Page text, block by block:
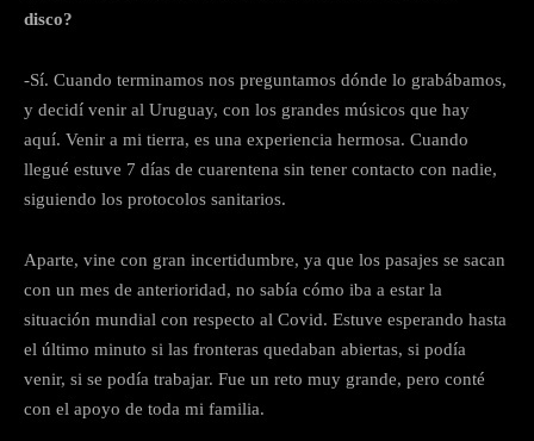
disco?
-Sí. Cuando terminamos nos preguntamos dónde lo grabábamos,
y decidí venir al Uruguay, con los grandes músicos que hay
aquí. Venir a mi tierra, es una experiencia hermosa. Cuando
llegué estuve 7 días de cuarentena sin tener contacto con nadie,
siguiendo los protocolos sanitarios.
Aparte, vine con gran incertidumbre, ya que los pasajes se sacan
con un mes de anterioridad, no sabía cómo iba a estar la
situación mundial con respecto al Covid. Estuve esperando hasta
el último minuto si las fronteras quedaban abiertas, si podía
venir, si se podía trabajar. Fue un reto muy grande, pero conté
con el apoyo de toda mi familia.